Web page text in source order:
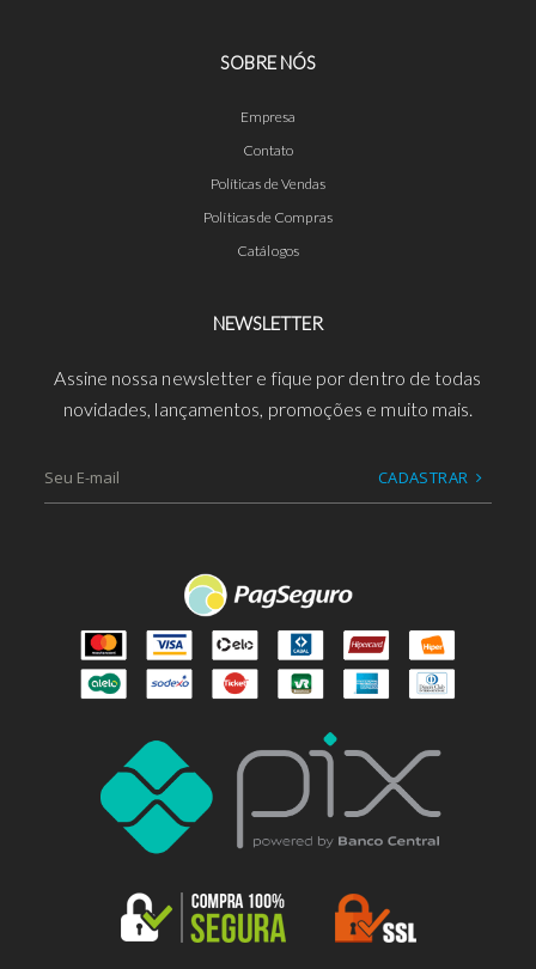
SOBRE NÓS
Empresa
Contato
Políticas de Vendas
Políticas de Compras
Catálogos
NEWSLETTER
Assine nossa newsletter e fique por dentro de todas
novidades, lançamentos, promoções e muito mais.
CADASTRAR